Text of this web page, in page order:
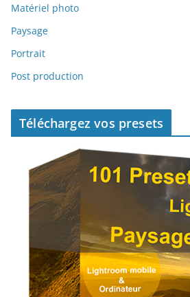
Matériel photo
Paysage
Portrait
Post production
Téléchargez vos presets